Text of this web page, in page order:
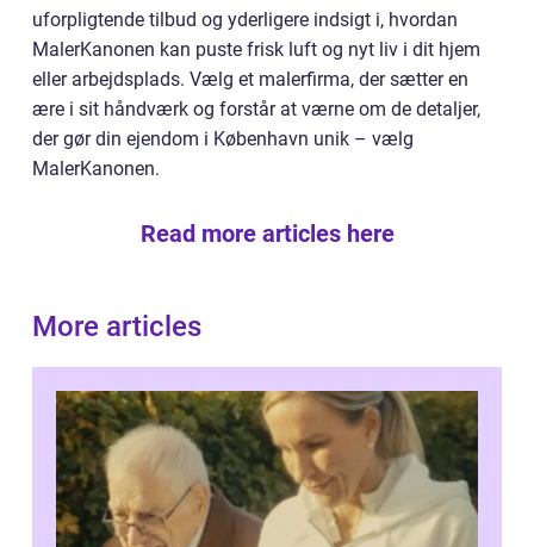
uforpligtende tilbud og yderligere indsigt i, hvordan
MalerKanonen kan puste frisk luft og nyt liv i dit hjem
eller arbejdsplads. Vælg et malerfirma, der sætter en
ære i sit håndværk og forstår at værne om de detaljer,
der gør din ejendom i København unik – vælg
MalerKanonen.
Read more articles here
More articles